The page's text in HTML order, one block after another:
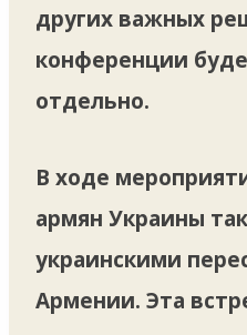
других важных
конференции
отдельно.
В ходе
армян Украины
украинскими
Армении. Эта